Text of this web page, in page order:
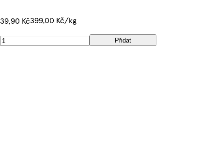
39,90 Kč399,00 Kč/kg
Přidat